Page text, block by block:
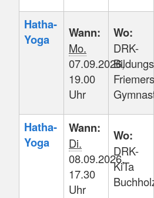
Hatha-
Yoga
Wann:
Mo.
07.09.2026,
19.00
Uhr
Wo:
DRK-
Hatha-
Yoga
Wann:
Di.
08.09.2026,
17.30
Uhr
Wo:
DRK-
KiTa